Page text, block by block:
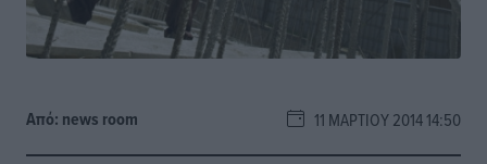
Από: news room 11 ΜΑΡΤΊΟΥ 2014 14:50